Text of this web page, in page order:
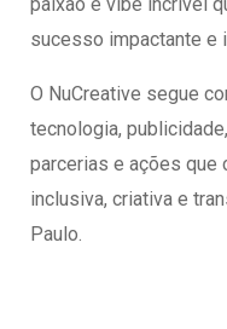
sucesso impactante e
O NuCreative segue
tecnologia,
parcerias e ações que
inclusiva, criativa e
Paulo.